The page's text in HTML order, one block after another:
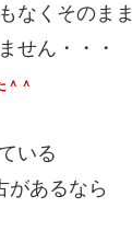
なくそのまま
せん・・・
＾＾
いる
があるなら